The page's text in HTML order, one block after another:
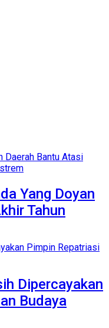
Yang Doyan
Tahun
Dipercayakan
Budaya